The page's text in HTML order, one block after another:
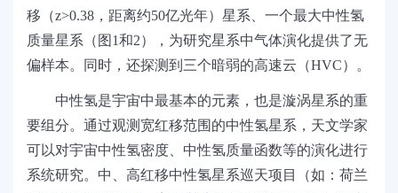
移（z>0.38 ， 距离约50亿光年）星系、一个最大中性氢
质量星系（图 1和2），为研究星系中气体演化提供了无
偏样本。同时，还探测到三个暗弱的高速云（HVC）。
中性氢是宇宙中最基本的元素，也是漩涡星系的重
要组分。通过观测宽红移范围的中性氢星系，天文学家
可以对宇宙中性氢密度、中性氢质量函数等的演化进行
系统研究。中、高红移中性氢星系巡天项目（如：荷兰